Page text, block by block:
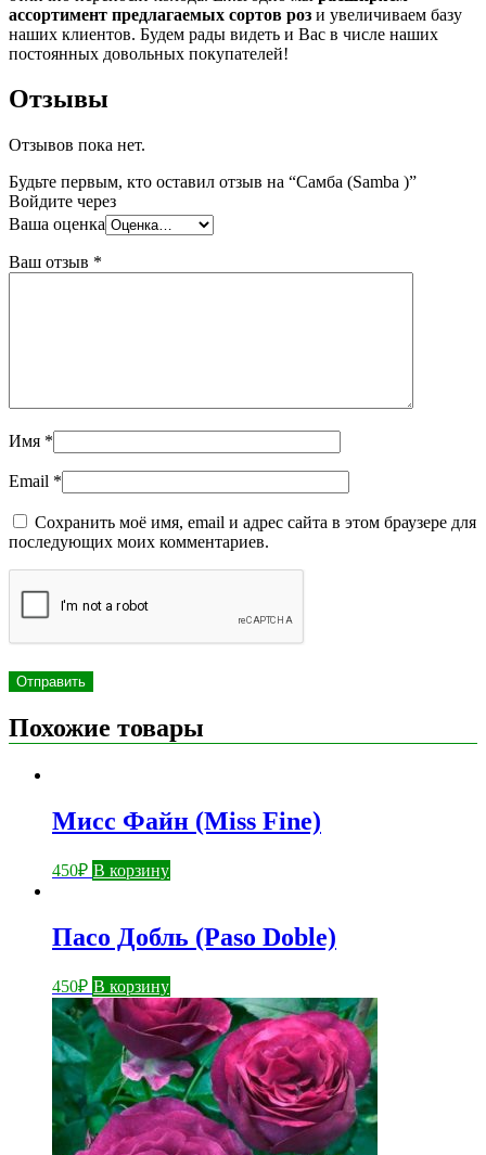
ассортимент предлагаемых сортов роз и увеличиваем базу
наших клиентов. Будем рады видеть и Вас в числе наших
постоянных довольных покупателей!
Отзывы
Отзывов пока нет.
Будьте первым, кто оставил отзыв на “Самба (Samba )”
Войдите через
Ваша оценка
Ваш отзыв *
Имя *
Email *
Сохранить моё имя, email и адрес сайта в этом браузере для
последующих моих комментариев.
Похожие товары
Мисс Файн (Miss Fine)
450₽ В корзину
Пасо Добль (Paso Doble)
450₽ В корзину